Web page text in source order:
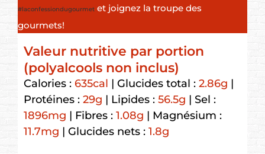
#laconfessiondugourmetet joignez la troupe des
gourmets!
Valeur nutritive par portion
(polyalcools non inclus)
Calories : 635cal | Glucides total : 2.86g |
Protéines : 29g | Lipides : 56.5g | Sel :
1896mg | Fibres : 1.08g | Magnésium :
11.7mg | Glucides nets : 1.8g